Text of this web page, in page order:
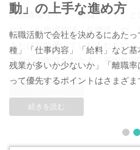
動」の上手な進め方
転職活動で会社を決めるにあた
種」「仕事内容」「給料」など
残業が多いか少ないか」「離職
って優先するポイントはさまざ
ているデータなどは、良い点を大
く、転職に慣れていない人には、
続きを読む
1